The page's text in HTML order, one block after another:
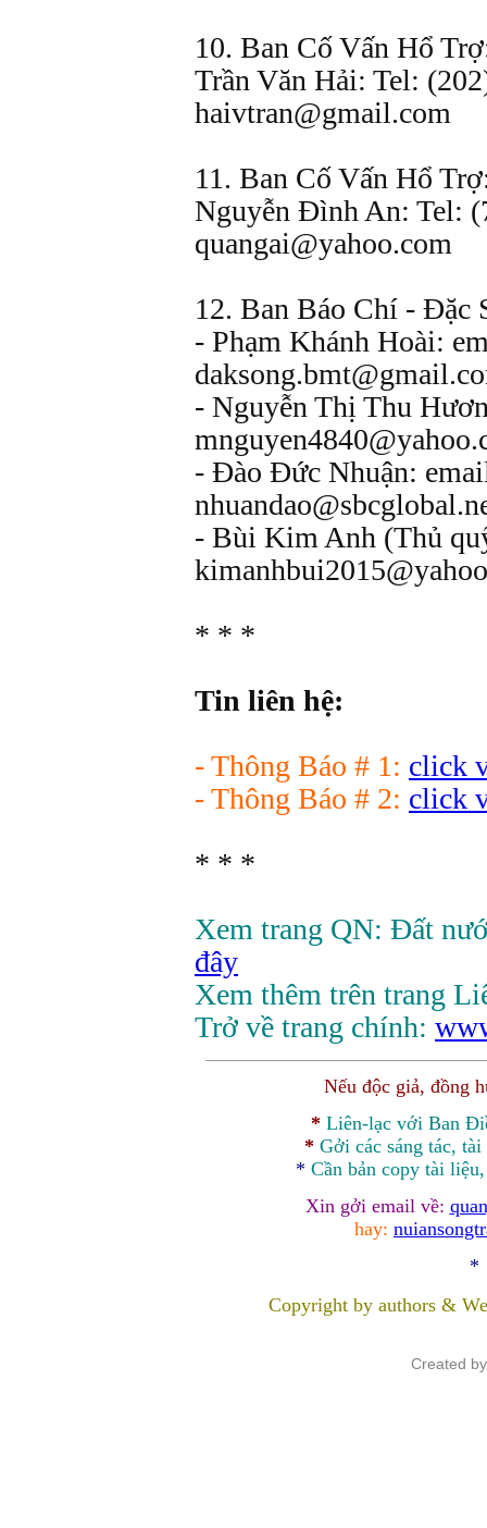
10. Ban Cố Vấn Hổ
Trần Văn Hải: Tel:
haivtran@gmail.com
11. Ban Cố Vấn Hổ
Nguyễn Đình An: Tel:
quangai@yahoo.com
12. Ban Báo Chí - Đặc
- Phạm Khánh Hoài:
- Nguyễn Thị Thu
- Đào Đức Nhuận:
- Bùi Kim Anh (Thủ
* * *
Tin liên hệ:
- Thông Báo # 1: click
- Thông Báo # 2: click
* * *
Xem trang QN: Đất
đây
Xem thêm trên trang
Trở về trang chính:
Nếu độc giả, đồng
* Liên-lạc với Ban
* Gởi các sáng tác,
* Cần bản copy tài
Xin gởi email về:
hay:
*
Copyright by authors &
Created